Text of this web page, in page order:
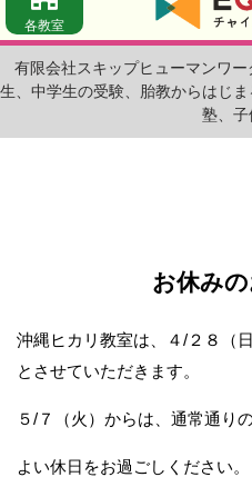
各教室
有限会社スキップヒューマンワー
生、中学生の受験、胎教からはじ
塾、子
お休み
沖縄ヒカリ教室は、４/２８（
とさせていただきます。
５/７（火）からは、通常通り
よい休日をお過ごしください。